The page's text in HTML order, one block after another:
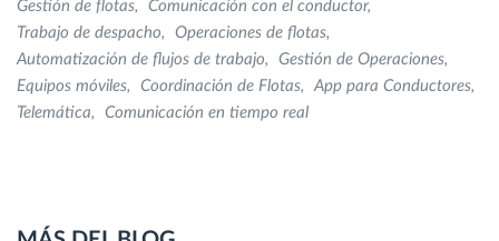
Gestión de flotas
Comunicación con el conductor
Trabajo de despacho
Operaciones de flotas
Automatización de flujos de trabajo
Gestión de Operaciones
Equipos móviles
Coordinación de Flotas
App para Conductores
Telemática
Comunicación en tiempo real